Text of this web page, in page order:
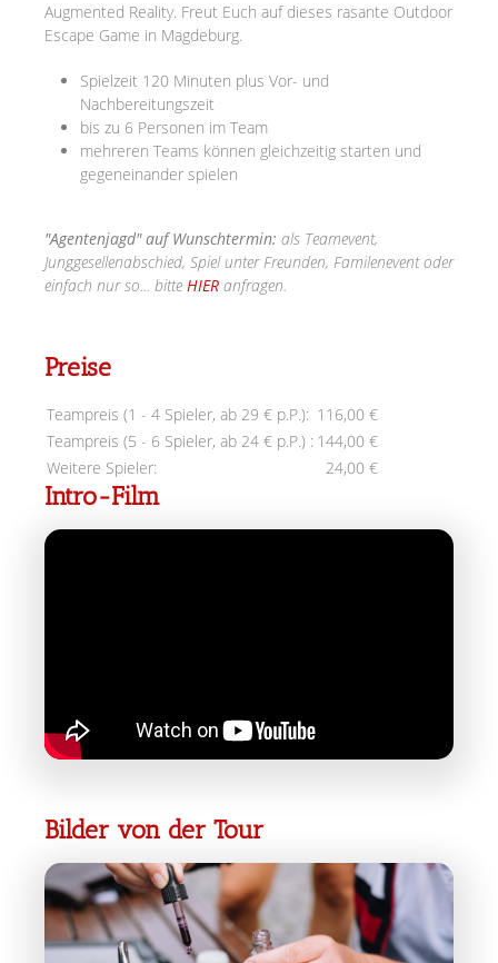
Augmented Reality. Freut Euch auf dieses rasante Outdoor
Escape Game in Magdeburg.
Spielzeit 120 Minuten plus Vor- und
Nachbereitungszeit
bis zu 6 Personen im Team
mehreren Teams können gleichzeitig starten und
gegeneinander spielen
"Agentenjagd" auf Wunschtermin: als Teamevent,
Junggesellenabschied, Spiel unter Freunden, Familenevent oder
einfach nur so... bitte HIER anfragen.
Preise
Teampreis (1 - 4 Spieler, ab 29 € p.P.): 116,00 €
Teampreis (5 - 6 Spieler, ab 24 € p.P.) : 144,00 €
Weitere Spieler:
24,00 €
Intro-Film
Bilder von der Tour